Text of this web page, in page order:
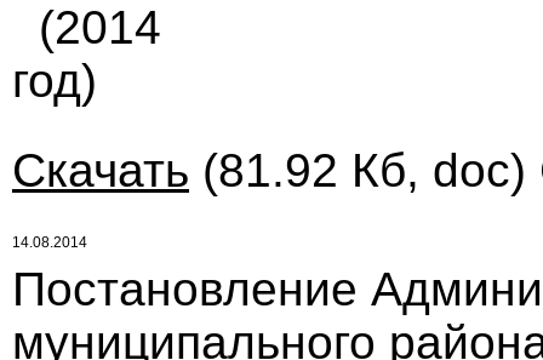
(2014
год)
Скачать (81.92 Кб, doc)
14.08.2014
Постановление
муниципального